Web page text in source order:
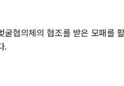
굴협의체의 협조를 받은 모패를
.